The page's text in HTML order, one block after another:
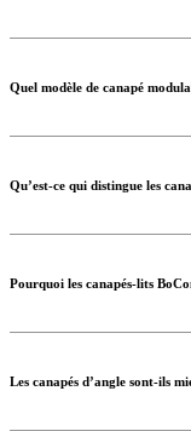
Quel modèle de canapé
Qu’est-ce qui distingue les
Pourquoi les canapés-lits
Les canapés d’angle sont-ils